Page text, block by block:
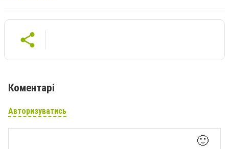
Коментарі
Авторизуватись
🙂